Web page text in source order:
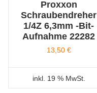
Proxxon
Schraubendreher
1/4Z 6,3mm -Bit-
Aufnahme 22282
13,50 €
inkl. 19 % MwSt.